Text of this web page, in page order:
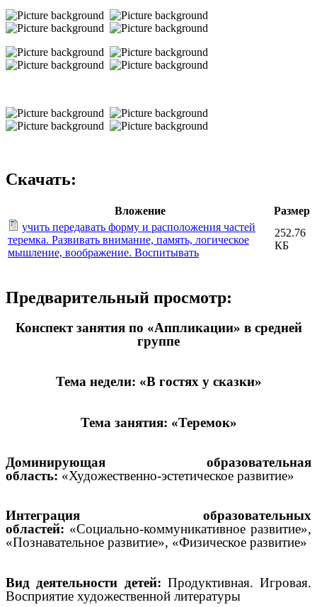
Скачать:
Вложение
Размер
учить передавать форму и расположения частей
теремка. Развивать внимание, память, логическое
мышление, воображение. Воспитывать
252.76
КБ
Предварительный просмотр:
Конспект занятия по «Аппликации» в средней
группе
Тема недели: «В гостях у сказки»
Тема занятия: «Теремок»
Доминирующая образовательная
область: «Художественно-эстетическое развитие»
Интеграция образовательных
областей: «Социально-коммуникативное развитие»,
«Познавательное развитие», «Физическое развитие»
Вид деятельности детей: Продуктивная. Игровая.
Восприятие художественной литературы